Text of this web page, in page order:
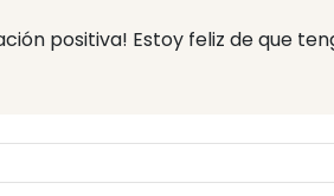
positiva! Estoy feliz de que